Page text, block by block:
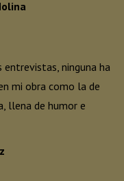
entrevistas, ninguna ha
mi obra como la de
llena de humor e